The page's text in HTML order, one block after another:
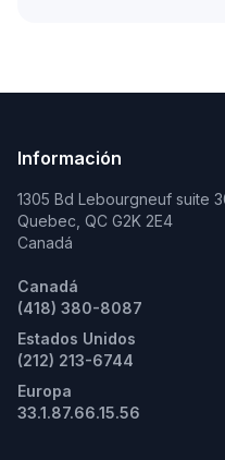
Información
1305 Bd Lebourgneuf suite
Quebec, QC G2K 2E4
Canadá
Canadá
(418) 380-8087
Estados Unidos
(212) 213-6744
Europa
33.1.87.66.15.56